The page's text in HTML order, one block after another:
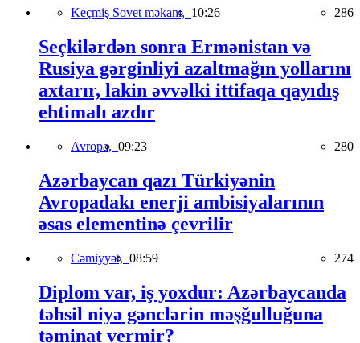
Keçmiş Sovet məkanı, 10:26 286
Seçkilərdən sonra Ermənistan və
Rusiya gərginliyi azaltmağın yollarını
axtarır, lakin əvvəlki ittifaqa qayıdış
ehtimalı azdır
Avropa, 09:23 280
Azərbaycan qazı Türkiyənin
Avropadakı enerji ambisiyalarının
əsas elementinə çevrilir
Cəmiyyət, 08:59 274
Diplom var, iş yoxdur: Azərbaycanda
təhsil niyə gənclərin məşğulluğuna
təminat vermir?